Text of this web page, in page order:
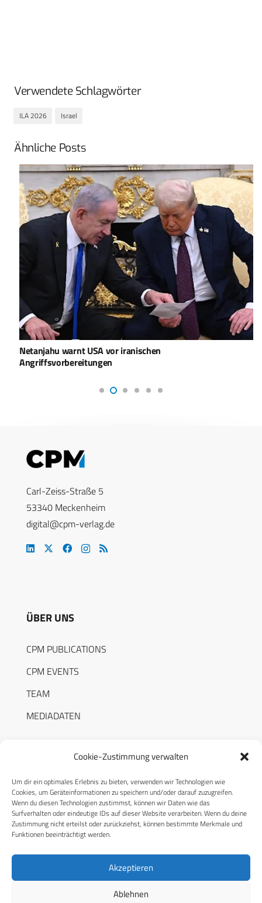
Cookie-Zustimmung verwalten
Um dir ein optimales Erlebnis zu bieten, verwenden wir Technologien wie
Cookies, um Geräteinformationen zu speichern und/oder darauf zuzugreifen.
Wenn du diesen Technologien zustimmst, können wir Daten wie das
Surfverhalten oder eindeutige IDs auf dieser Website verarbeiten. Wenn du deine
Zustimmung nicht erteilst oder zurückziehst, können bestimmte Merkmale und
Funktionen beeinträchtigt werden.
Akzeptieren
Ablehnen
Verwendete Schlagwörter
ILA 2026 Israel
Ähnliche Posts
Netanjahu warnt USA vor iranischen
Angriffsvorbereitungen
Carl-Zeiss-Straße 5
53340 Meckenheim
digital@cpm-verlag.de
ÜBER UNS
CPM PUBLICATIONS
CPM EVENTS
TEAM
MEDIADATEN
RECHTLICHES
Datenschutzerklärung
Cookie-Richtlinie (EU)